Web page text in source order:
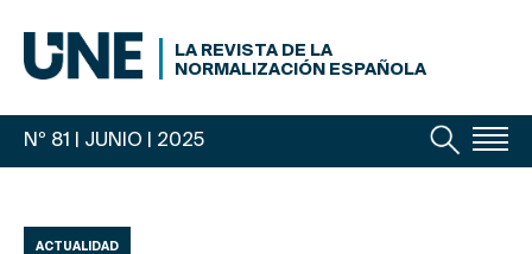
LA REVISTA DE LA
NORMALIZACIÓN ESPAÑOLA
Nº 81 | JUNIO | 2025
ACTUALIDAD